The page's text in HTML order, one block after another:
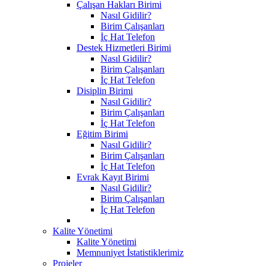
Çalışan Hakları Birimi
Nasıl Gidilir?
Birim Çalışanları
İç Hat Telefon
Destek Hizmetleri Birimi
Nasıl Gidilir?
Birim Çalışanları
İç Hat Telefon
Disiplin Birimi
Nasıl Gidilir?
Birim Çalışanları
İç Hat Telefon
Eğitim Birimi
Nasıl Gidilir?
Birim Çalışanları
İç Hat Telefon
Evrak Kayıt Birimi
Nasıl Gidilir?
Birim Çalışanları
İç Hat Telefon
Kalite Yönetimi
Kalite Yönetimi
Memnuniyet İstatistiklerimiz
Projeler